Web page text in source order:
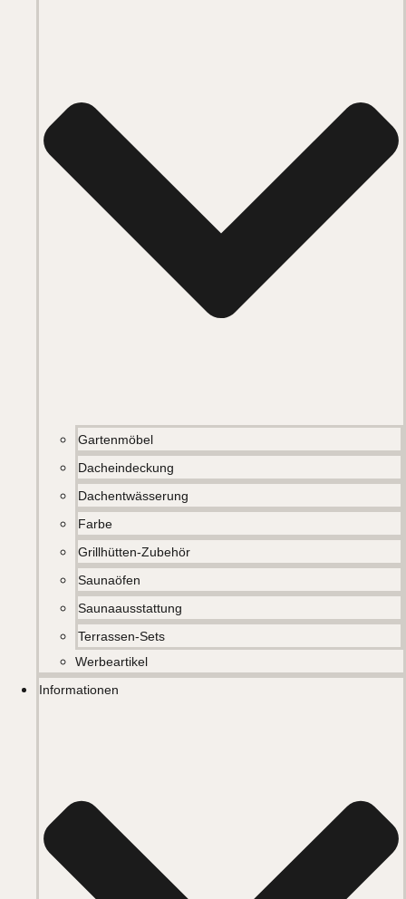
Gartenmöbel
Dacheindeckung
Dachentwässerung
Farbe
Grillhütten-Zubehör
Saunaöfen
Saunaausstattung
Terrassen-Sets
Werbeartikel
Informationen